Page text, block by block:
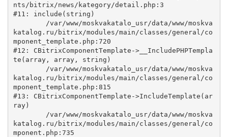
nts/bitrix/news/kategory/detail.php:3
#11: include(string)
katalog.ru/bitrix/modules/main/classes/general/co
mponent_template.php:720
#12: CBitrixComponentTemplate->__IncludePHPTempla
te(array, array, string)
katalog.ru/bitrix/modules/main/classes/general/co
mponent_template.php:815
#13: CBitrixComponentTemplate->IncludeTemplate(ar
ray)
katalog.ru/bitrix/modules/main/classes/general/co
mponent.php:735